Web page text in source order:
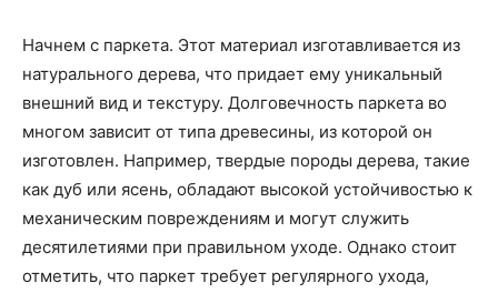
Начнем с паркета. Этот материал изготавливается из
натурального дерева, что придает ему уникальный
внешний вид и текстуру. Долговечность паркета во
многом зависит от типа древесины, из которой он
изготовлен. Например, твердые породы дерева, такие
как дуб или ясень, обладают высокой устойчивостью к
механическим повреждениям и могут служить
десятилетиями при правильном уходе. Однако стоит
отметить, что паркет требует регулярного ухода,